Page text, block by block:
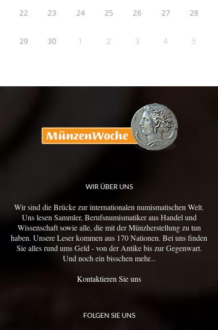
22 23 24 25 26 27 28
29 30 1 2 3 4 5
WIR ÜBER UNS
Wir sind die Brücke zur internationalen numismatischen Welt.
Uns lesen Sammler, Berufsnumismatiker aus Handel und
Wissenschaft sowie alle, die mit der Münzherstellung zu tun
haben. Unsere Leser kommen aus 170 Nationen. Bei uns finden
Sie alles rund ums Geld - von der Antike bis zur Gegenwart.
Und noch ein bisschen mehr...
Kontaktieren Sie uns
FOLGEN SIE UNS